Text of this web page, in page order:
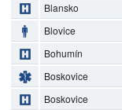
Blansko
Blovice
Bohumín
Boskovice
Boskovice